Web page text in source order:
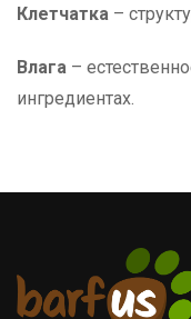
Клетчатка –
Влага –
ингредиентах.